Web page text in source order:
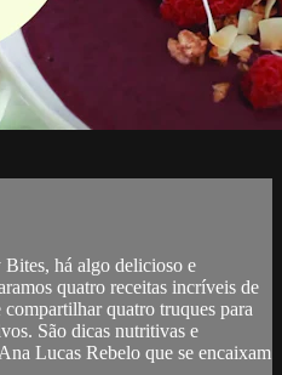
há algo delicioso e
quatro receitas incríveis de
quatro truques para
São dicas nutritivas e
Lucas Rebelo que se encaixam